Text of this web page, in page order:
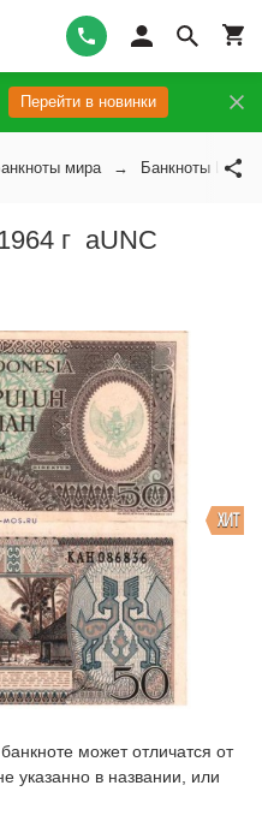
Перейти в новинки
мира Банкноты
г аUNC
ХИТ
может отличатся от
указанно в названии, или